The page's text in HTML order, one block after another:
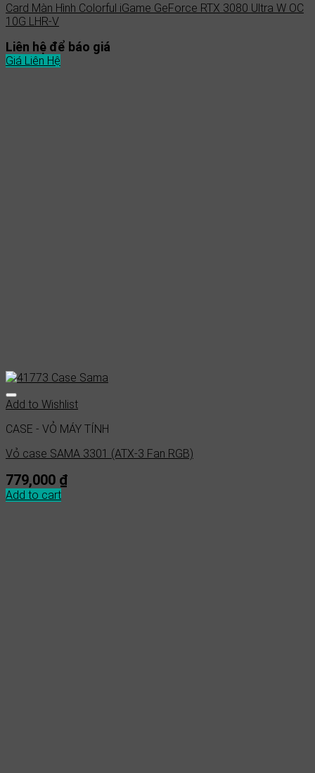
Card Màn Hình Colorful iGame GeForce RTX 3080 Ultra W OC
10G LHR-V
Liên hệ để báo giá
Giá Liên Hệ
Add to Wishlist
CASE - VỎ MÁY TÍNH
Vỏ case SAMA 3301 (ATX-3 Fan RGB)
779,000 ₫
Add to cart